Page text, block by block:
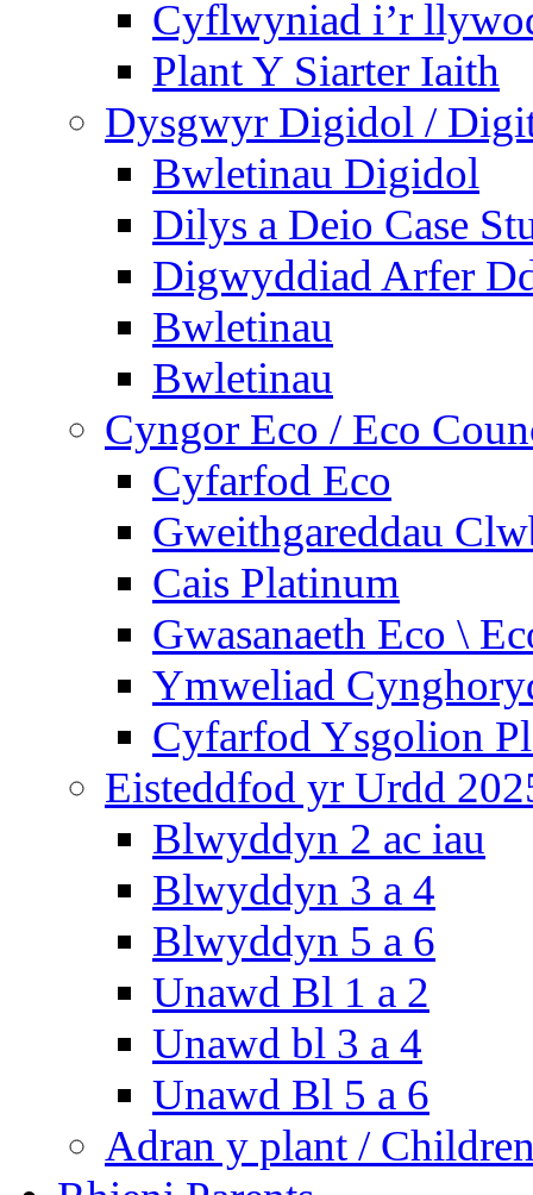
Cyflwyniad i’r
Plant Y Siarter Iaith
Dysgwyr Digidol /
Bwletinau Digidol
Dilys a Deio Case
Digwyddiad Arfer
Bwletinau
Bwletinau
Cyngor Eco / Eco
Cyfarfod Eco
Gweithgareddau
Cais Platinum
Gwasanaeth Eco \
Ymweliad
Cyfarfod Ysgolion
Eisteddfod yr Urdd
Blwyddyn 2 ac iau
Blwyddyn 3 a 4
Blwyddyn 5 a 6
Unawd Bl 1 a 2
Unawd bl 3 a 4
Unawd Bl 5 a 6
Adran y plant /